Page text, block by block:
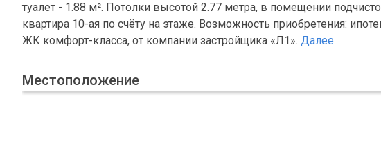
туалет - 1.88 м². Потолки высотой 2.77 метра, в помещении
квартира 10-ая по счёту на этаже. Возможность приобретения:
ЖК комфорт-класса, от компании застройщика «Л1». Далее
Местоположение